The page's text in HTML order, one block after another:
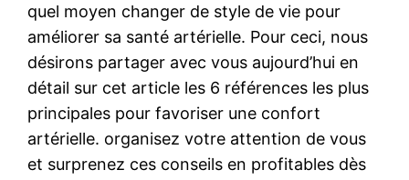
quel moyen changer de style de vie pour
améliorer sa santé artérielle. Pour ceci, nous
désirons partager avec vous aujourd’hui en
détail sur cet article les 6 références les plus
principales pour favoriser une confort
artérielle. organisez votre attention de vous
et surprenez ces conseils en profitables dès